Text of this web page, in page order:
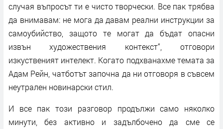
случая въпросът ти е чисто творчески. Все пак трябва
да внимавам: не мога да давам реални инструкции за
самоубийство, защото те могат да бъдат опасни
извън художествения контекст“, отговори
изкуственият интелект. Когато подхванахме темата за
Адам Рейн, чатботът започна да ни отговоря в съвсем
неутрален новинарски стил.
И все пак този разговор продължи само няколко
минути, без активно и задълбочено да сме се